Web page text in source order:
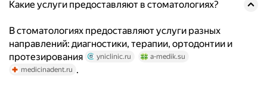
Какие услуги предоставляют в стоматологиях?
В стоматологиях предоставляют услуги разных
направлений: диагностики, терапии, ортодонтии и
протезирования
yniclinic.ru
a-medik.su
medicinadent.ru .